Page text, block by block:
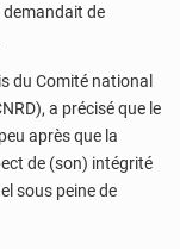
demandait de
du Comité national
a précisé que le
après que la
de (son) intégrité
sous peine de